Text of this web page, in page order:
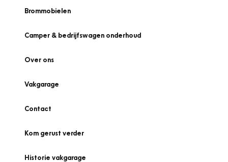
Brommobielen
Camper & bedrijfswagen onderhoud
Over ons
Vakgarage
Contact
Kom gerust verder
Historie vakgarage